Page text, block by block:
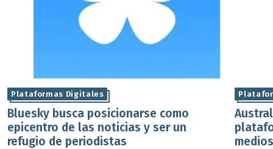
Plataformas Digitales
Bluesky busca posicionarse como
epicentro de las noticias y ser un
refugio de periodistas